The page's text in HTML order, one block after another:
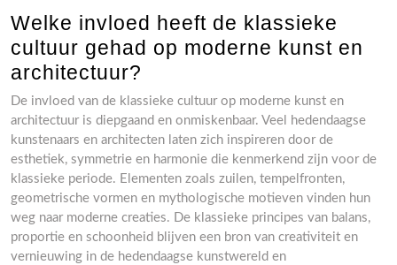
Welke invloed heeft de klassieke
cultuur gehad op moderne kunst en
architectuur?
De invloed van de klassieke cultuur op moderne kunst en
architectuur is diepgaand en onmiskenbaar. Veel hedendaagse
kunstenaars en architecten laten zich inspireren door de
esthetiek, symmetrie en harmonie die kenmerkend zijn voor de
klassieke periode. Elementen zoals zuilen, tempelfronten,
geometrische vormen en mythologische motieven vinden hun
weg naar moderne creaties. De klassieke principes van balans,
proportie en schoonheid blijven een bron van creativiteit en
vernieuwing in de hedendaagse kunstwereld en